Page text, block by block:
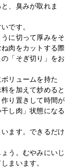
、臭みが取れま
です。
に切って厚みをそ
肉をカットする際
「そぎ切り」をお
リュームを持た
を加えて炒めると
り置きして時間が
し肉」状態になる
ます。できるだけ
う。むやみにいじ
まいます。